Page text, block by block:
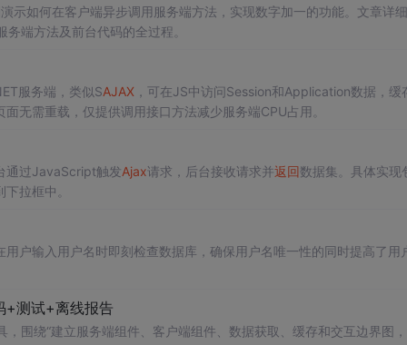
示如何在客户端异步调用服务端方法，实现数字加一的功能。文章详
端方法及前台代码的全过程。
服务端，类似SAJAX ，可在JS中访问Session和Application数据，缓
无需重载，仅提供调用接口方法减少服务端CPU占用。
通过JavaScript触发Ajax请求，后台接收请求并返回数据集。具体实现
拉框中。
户输入用户名时即刻检查数据库，确保用户名唯一性的同时提高了用
+测试+离线报告
围绕“建立服务端组件、客户端组件、数据获取、缓存和交互边界图